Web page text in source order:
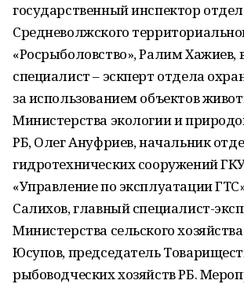
государственный инспектор
Средневолжского
«Росрыболовство», Ралим Хажиев,
специалист – эскперт отдела
за использованием объектов
Министерства экологии и
РБ, Олег Ануфриев, начальник
гидротехнических сооружений
«Управление по эксплуатации
Салихов, главный специалист-
Министерства сельского
Юсупов, председатель
рыбоводческих хозяйств РБ.